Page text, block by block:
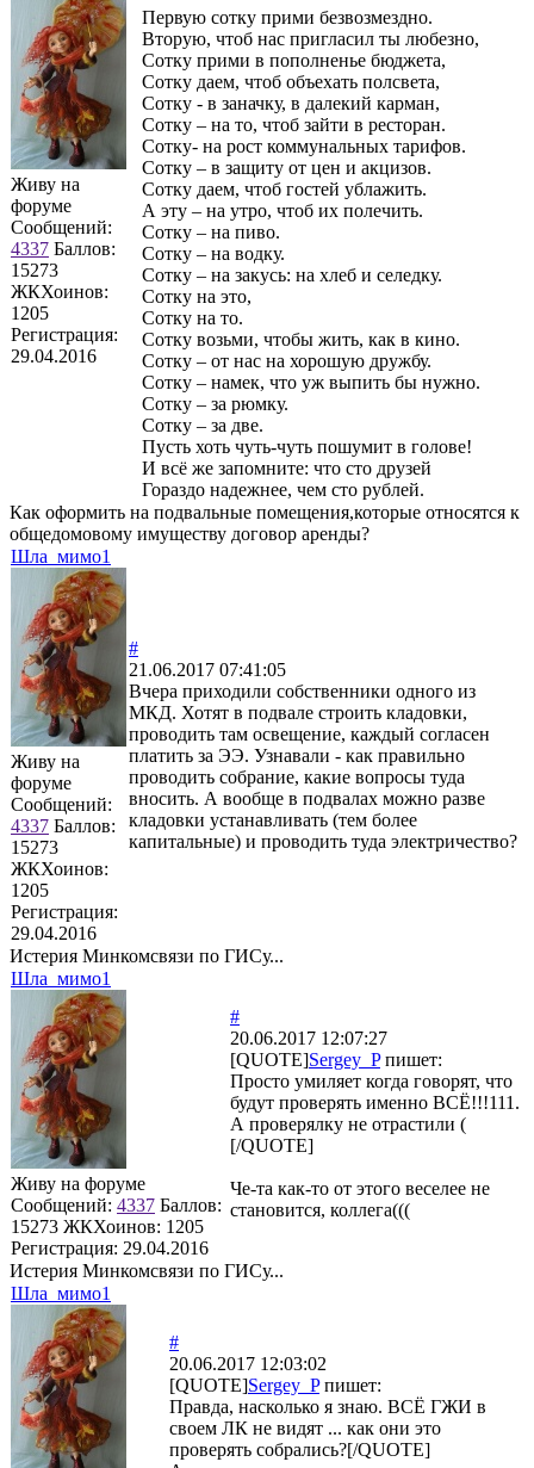
Живу на
форуме
Сообщений:
4337 Баллов:
15273
ЖКХоинов:
1205
Регистрация:
29.04.2016
Первую сотку прими безвозмездно.
Вторую, чтоб нас пригласил ты любезно,
Сотку прими в пополненье бюджета,
Сотку даем, чтоб объехать полсвета,
Сотку - в заначку, в далекий карман,
Сотку – на то, чтоб зайти в ресторан.
Сотку- на рост коммунальных тарифов.
Сотку – в защиту от цен и акцизов.
Сотку даем, чтоб гостей ублажить.
А эту – на утро, чтоб их полечить.
Сотку – на пиво.
Сотку – на водку.
Сотку – на закусь: на хлеб и селедку.
Сотку на это,
Сотку на то.
Сотку возьми, чтобы жить, как в кино.
Сотку – от нас на хорошую дружбу.
Сотку – намек, что уж выпить бы нужно.
Сотку – за рюмку.
Сотку – за две.
Пусть хоть чуть-чуть пошумит в голове!
И всё же запомните: что сто друзей
Гораздо надежнее, чем сто рублей.
Как оформить на подвальные помещения,которые относятся к
общедомовому имуществу договор аренды?
Шла_мимо1
Живу на
форуме
Сообщений:
4337 Баллов:
15273
ЖКХоинов:
1205
Регистрация:
29.04.2016
#
21.06.2017 07:41:05
Вчера приходили собственники одного из
МКД. Хотят в подвале строить кладовки,
проводить там освещение, каждый согласен
платить за ЭЭ. Узнавали - как правильно
проводить собрание, какие вопросы туда
вносить. А вообще в подвалах можно разве
кладовки устанавливать (тем более
капитальные) и проводить туда электричество?
Истерия Минкомсвязи по ГИСу...
Шла_мимо1
Живу на форуме
Сообщений: 4337 Баллов:
15273 ЖКХоинов: 1205
Регистрация: 29.04.2016
#
20.06.2017 12:07:27
[QUOTE]Sergey_Pпишет:
Просто умиляет когда говорят, что
будут проверять именно ВСЁ!!!111.
А проверялку не отрастили (
[/QUOTE]
Че-та как-то от этого веселее не
становится, коллега(((
Истерия Минкомсвязи по ГИСу...
Шла_мимо1
#
20.06.2017 12:03:02
[QUOTE]Sergey_Pпишет:
Правда, насколько я знаю. ВСЁ ГЖИ в
своем ЛК не видят ... как они это
проверять собрались?[/QUOTE]